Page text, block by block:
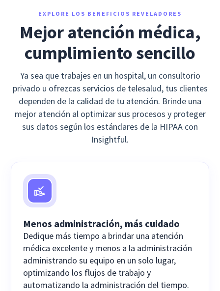
EXPLORE LOS BENEFICIOS REVELADORES
Mejor atención médica,
cumplimiento sencillo
Ya sea que trabajes en un hospital, un consultorio
privado u ofrezcas servicios de telesalud, tus clientes
dependen de la calidad de tu atención. Brinde una
mejor atención al optimizar sus procesos y proteger
sus datos según los estándares de la HIPAA con
Insightful.
Menos administración, más cuidado
Dedique más tiempo a brindar una atención
médica excelente y menos a la administración
administrando su equipo en un solo lugar,
optimizando los flujos de trabajo y
automatizando la administración del tiempo.